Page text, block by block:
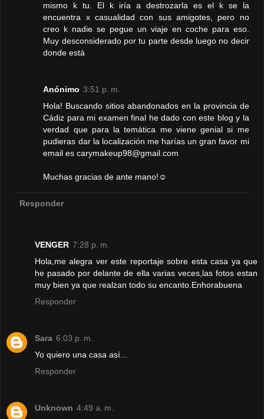
mismo k tu. El k iría a destrozarla es el k se la
encuentra x casualidad con sus amigotes, pero no
creo k nadie se pegue un viaje en coche para eso.
Muy desconsiderado por tu parte desde luego no decir
donde está
Anónimo 3:51 p. m.
Hola! Buscando sitios abandonados en la provincia de
Cádiz para mi examen final he dado con este blog y la
verdad que para la temática me viene genial si me
pudieras dar la localización me harías un gran favor mi
email es carymakeup98@gmail.com
Muchas gracias de ante mano!☺️
Responder
VENGER 7:28 p. m.
Hola,me alegra ver este reportaje sobre esta casa ya que
he pasado por delante de ella varias veces,las fotos estan
muy bien ya que realzan todo su encanto.Enhorabuena
Responder
Sara 6:03 p. m.
Yo quiero una casa así...
Responder
Unknown 4:49 a. m.